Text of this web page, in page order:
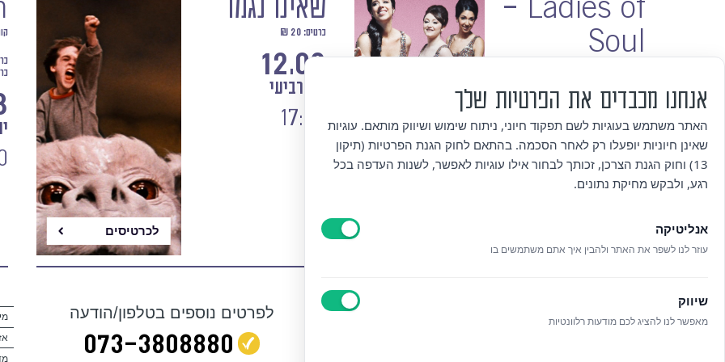
– Ladies of
Soul
08.08
שבת
20:30
שאינו נגמר
כרטיס: 20 ₪
12.08
יום רביעי
17:00
לכרטיסים
לפרטים נוספים בטלפון/הודעה
073‭-‬3808880
אנחנו מכבדים את הפרטיות שלך
האתר משתמש בעוגיות לשם תפקוד חיוני, ניתוח שימוש ושיווק מותאם. עוגיות
שאינן חיוניות יופעלו רק לאחר הסכמה. בהתאם לחוק הגנת הפרטיות (תיקון
13) וחוק הגנת הצרכן, זכותך לבחור אילו עוגיות לאפשר, לשנות העדפה בכל
רגע, ולבקש מחיקת נתונים.
אנליטיקה
עוזר לנו לשפר את האתר ולהבין איך אתם משתמשים בו
שיווק
מאפשר לנו להציג לכם מודעות רלוונטיות